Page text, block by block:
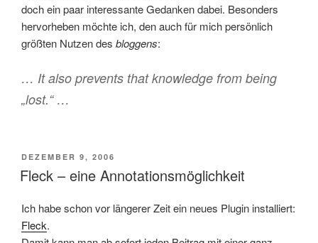
doch ein paar interessante Gedanken dabei. Besonders
hervorheben möchte ich, den auch für mich persönlich
größten Nutzen des bloggens:
… It also prevents that knowledge from being
„lost.“ …
VERÖFFENTLICHT
AM
DEZEMBER 9, 2006
Fleck – eine Annotationsmöglichkeit
Ich habe schon vor längerer Zeit ein neues Plugin installiert:
Fleck.